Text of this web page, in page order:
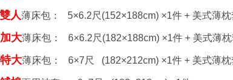
雙人薄床包： 5×6.2尺 (152×188cm) ×1件 + 美式薄枕
加大薄床包： 6×6.2尺 (182×188cm) ×1件 + 美式薄枕
特大薄床包： 6×7尺 (182×212cm) ×1件 + 美式薄枕